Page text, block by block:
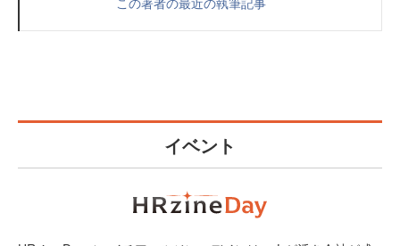
イベント